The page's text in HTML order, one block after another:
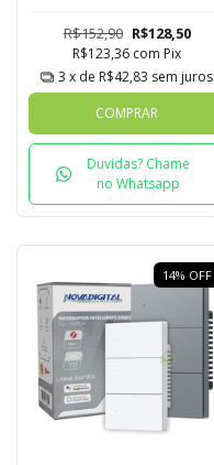
R$152,90 R$128,50
R$123,36 com Pix
3 x de R$42,83 sem juros
COMPRAR
Duvidas? Chame
no Whatsapp
14% OFF